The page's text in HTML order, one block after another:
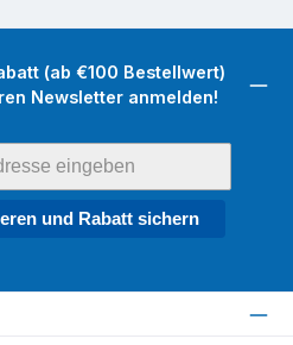
(ab €100 Bestellwert)
Newsletter anmelden!
und Rabatt sichern